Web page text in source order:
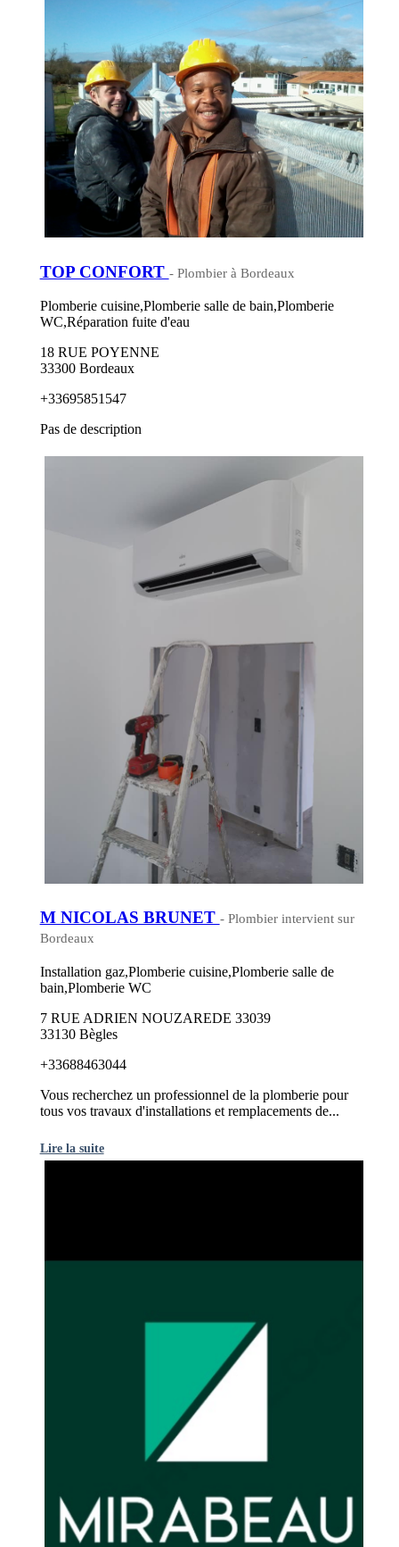
TOP CONFORT - Plombier à Bordeaux
Plomberie cuisine,Plomberie salle de bain,Plomberie
WC,Réparation fuite d'eau
18 RUE POYENNE
33300 Bordeaux
+33695851547
Pas de description
M NICOLAS BRUNET - Plombier intervient sur
Bordeaux
Installation gaz,Plomberie cuisine,Plomberie salle de
bain,Plomberie WC
7 RUE ADRIEN NOUZAREDE 33039
33130 Bègles
+33688463044
Vous recherchez un professionnel de la plomberie pour
tous vos travaux d'installations et remplacements de...
Lire la suite